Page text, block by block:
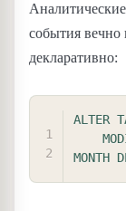
события вечно
декларативно:
ALTER
MONTH